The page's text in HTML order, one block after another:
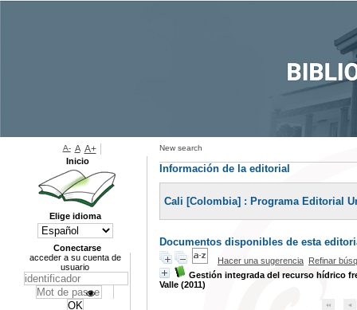
New search
Información de la editorial
Cali [Colombia] : Programa Editorial
Documentos disponibles de esta
Hacer una sugerencia Refinar
Gestión integrada del recurso hídrico
Valle (2011)
A- A A+
Inicio
Elige idioma
Conectarse
acceder a su cuenta de
usuario